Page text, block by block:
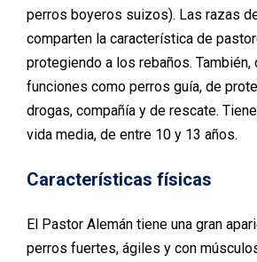
perros boyeros suizos). Las razas
comparten la característica de
protegiendo a los rebaños. También,
funciones como perros guía, de
drogas, compañía y de rescate.
vida media, de entre 10 y 13 años.
Características físicas
El Pastor Alemán tiene una gran
perros fuertes, ágiles y con